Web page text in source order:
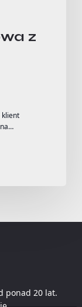
z
klient
ponad 20 lat.